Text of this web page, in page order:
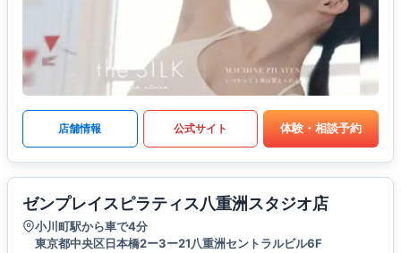
店舗情報 公式サイト 体験・相談予約
ゼンプレイスピラティス八重洲スタジオ店
小川町駅から車で4分
東京都中央区日本橋2ー3ー21八重洲セントラルビル6F